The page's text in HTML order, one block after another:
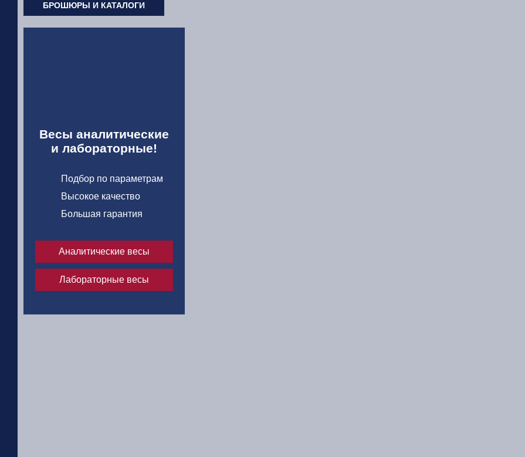
БРОШЮРЫ И КАТАЛОГИ
Весы аналитические
и лабораторные!
Подбор по параметрам
Высокое качество
Большая гарантия
Аналитические весы
Лабораторные весы